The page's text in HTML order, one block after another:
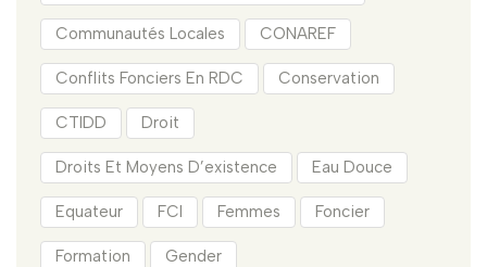
Communautés Locales CONAREF
Conflits Fonciers En RDC Conservation
CTIDD Droit
Droits Et Moyens D’existence Eau Douce
Equateur FCI Femmes Foncier
Formation Gender